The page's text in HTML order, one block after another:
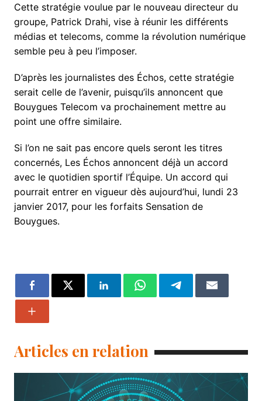
Cette stratégie voulue par le nouveau directeur du
groupe, Patrick Drahi, vise à réunir les différents
médias et telecoms, comme la révolution numérique
semble peu à peu l’imposer.
D’après les journalistes des Échos, cette stratégie
serait celle de l’avenir, puisqu’ils annoncent que
Bouygues Telecom va prochainement mettre au
point une offre similaire.
Si l’on ne sait pas encore quels seront les titres
concernés, Les Échos annoncent déjà un accord
avec le quotidien sportif l’Équipe. Un accord qui
pourrait entrer en vigueur dès aujourd’hui, lundi 23
janvier 2017, pour les forfaits Sensation de
Bouygues.
Articles en relation